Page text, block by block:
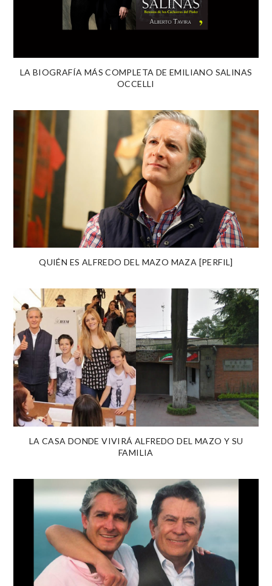
LA BIOGRAFÍA MÁS COMPLETA DE EMILIANO SALINAS
OCCELLI
QUIÉN ES ALFREDO DEL MAZO MAZA [PERFIL]
LA CASA DONDE VIVIRÁ ALFREDO DEL MAZO Y SU
FAMILIA